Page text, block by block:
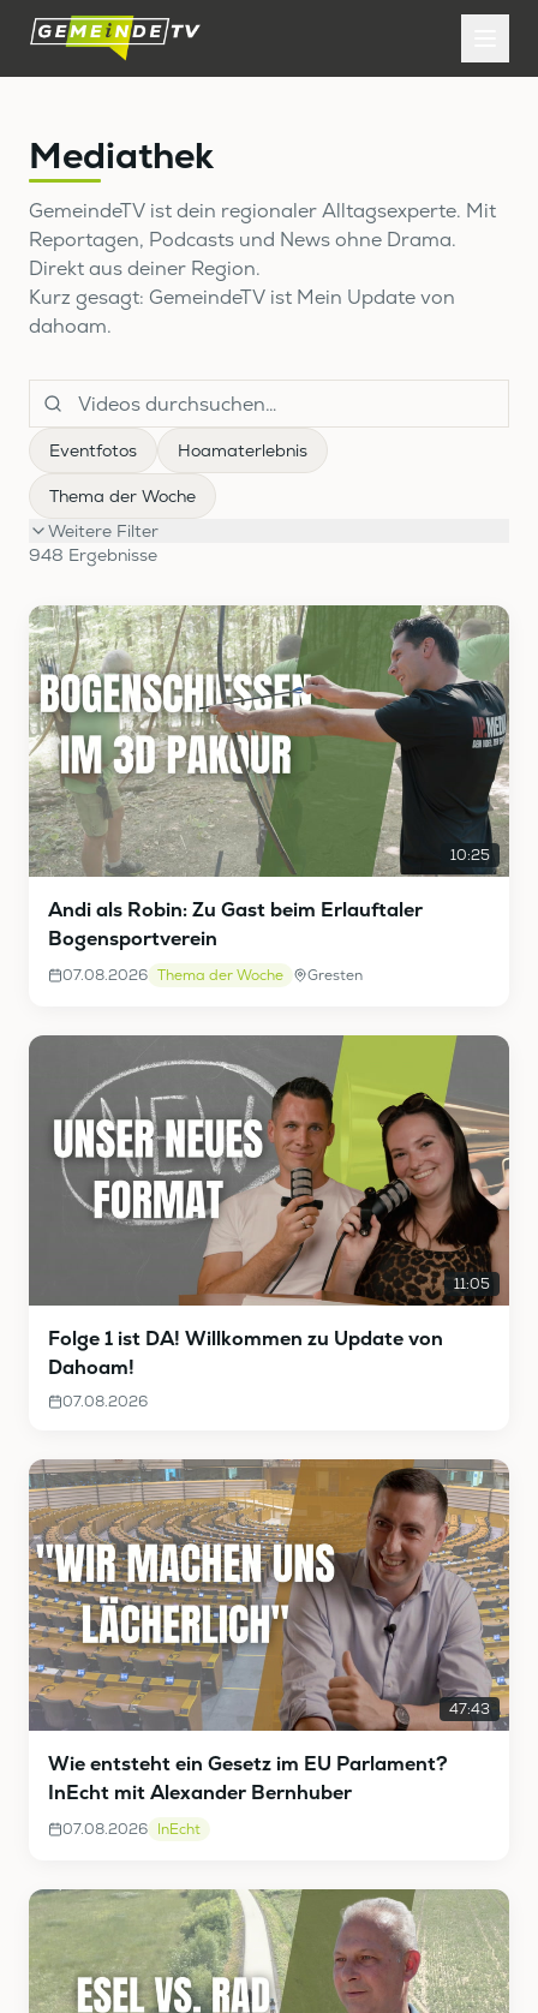
Mediathek
GemeindeTV ist dein regionaler Alltagsexperte. Mit
Reportagen, Podcasts und News ohne Drama.
Direkt aus deiner Region.
Kurz gesagt: GemeindeTV ist Mein Update von
dahoam.
Eventfotos Hoamaterlebnis
Thema der Woche
Weitere Filter
948 Ergebnisse
10:25
Andi als Robin: Zu Gast beim Erlauftaler
Bogensportverein
07.08.2026 Thema der Woche Gresten
11:05
Folge 1 ist DA! Willkommen zu Update von
Dahoam!
07.08.2026
47:43
Wie entsteht ein Gesetz im EU Parlament?
InEcht mit Alexander Bernhuber
07.08.2026 InEcht